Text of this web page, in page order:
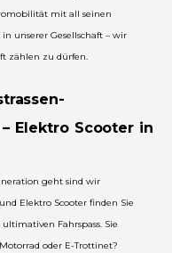
mit all seinen
unserer Gesellschaft – wir
zählen zu dürfen.
Elektro Scooter in
geht sind wir
Elektro Scooter finden Sie
Fahrspass. Sie
oder E-Trottinet?